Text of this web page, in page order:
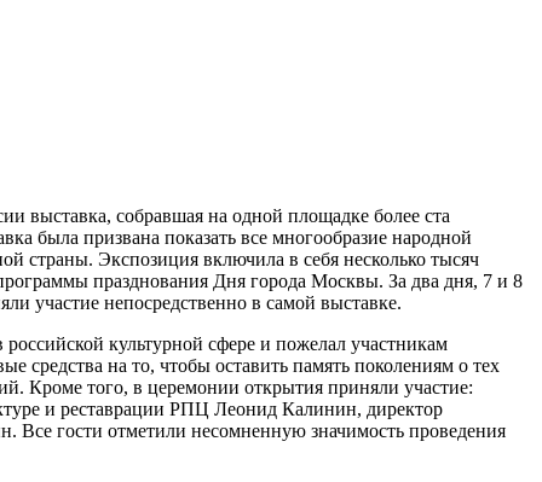
выставка, собравшая на одной площадке более ста
была призвана показать все многообразие народной
страны. Экспозиция включила в себя несколько тысяч
празднования Дня города Москвы. За два дня, 7 и 8
участие непосредственно в самой выставке.
культурной сфере и пожелал участникам
средства на то, чтобы оставить память поколениям о тех
Кроме того, в церемонии открытия приняли участие:
и реставрации РПЦ Леонид Калинин, директор
гости отметили несомненную значимость проведения